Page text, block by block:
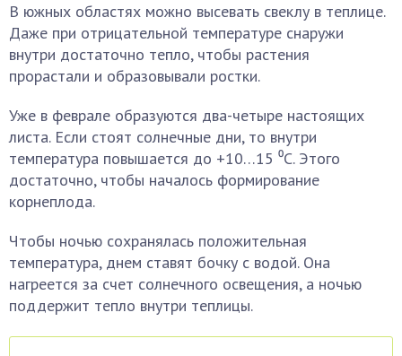
В южных областях можно высевать свеклу в теплице.
Даже при отрицательной температуре снаружи
внутри достаточно тепло, чтобы растения
прорастали и образовывали ростки.
Уже в феврале образуются два-четыре настоящих
листа. Если стоят солнечные дни, то внутри
температура повышается до +10…15 ⁰С. Этого
достаточно, чтобы началось формирование
корнеплода.
Чтобы ночью сохранялась положительная
температура, днем ставят бочку с водой. Она
нагреется за счет солнечного освещения, а ночью
поддержит тепло внутри теплицы.